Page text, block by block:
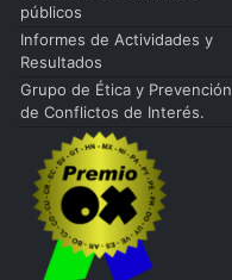
públicos
Informes de Actividades y
Resultados
Grupo de Ética y Prevención
de Conflictos de Interés.